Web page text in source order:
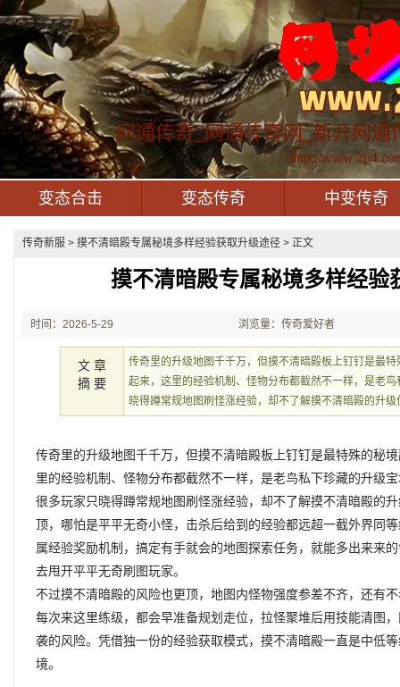
网通传奇_网通传奇网_新开网通
http://
变态合击 变态传奇 中变传奇
传奇新服 > 摸不清暗殿专属秘境多样经验获取升级途径 > 正文
摸不清暗殿专属秘境多样经验
时间：2026-5-29
21:43:01
浏览量：传奇爱好者
文 章
摘 要
传奇里的升级地图千千万，但摸不清暗殿板上钉钉是最
起来，这里的经验机制、怪物分布都截然不一样，是老
晓得蹲常规地图刷怪涨经验，却不了解摸不清暗殿的升级
传奇里的升级地图千千万，但摸不清暗殿板上钉钉是最特殊的秘
里的经验机制、怪物分布都截然不一样，是老鸟私下珍藏的升级
很多玩家只晓得蹲常规地图刷怪涨经验，却不了解摸不清暗殿的
顶，哪怕是平平无奇小怪，击杀后给到的经验都远超一截外界同
属经验奖励机制，搞定有手就会的地图探索任务，就能多出来来
去甩开平平无奇刷图玩家。
不过摸不清暗殿的风险也更顶，地图内怪物强度参差不齐，还有
每次来这里练级，都会早准备规划走位，拉怪聚堆后用技能清图
袭的风险。凭借独一份的经验获取模式，摸不清暗殿一直是中低
境。